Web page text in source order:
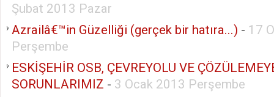
Şubat 2013 Pazar
Azrailâ€™in Güzelliği (gerçek bir hatıra...) - 17
Perşembe
ESKİŞEHİR OSB, ÇEVREYOLU VE
SORUNLARIMIZ - 3 Ocak 2013 Perşembe